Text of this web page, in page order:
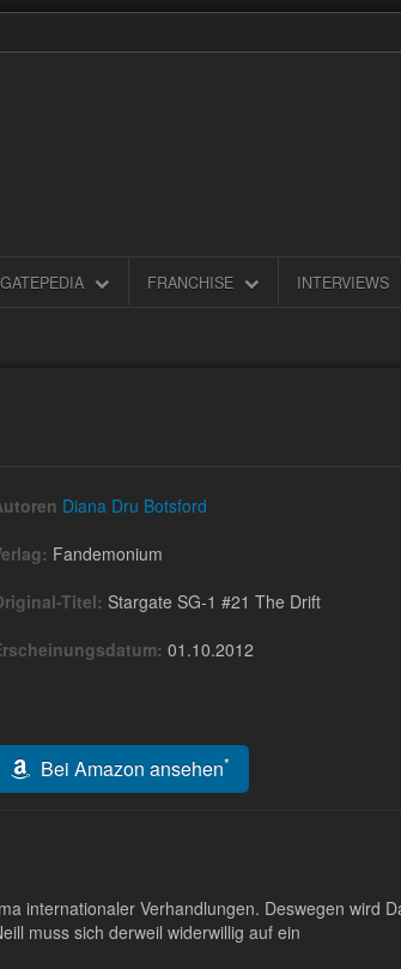
GATEPEDIA FRANCHISE INTERVIEWS
Diana Dru Botsford
Fandemonium
Titel: Stargate SG-1 #21 The Drift
01.10.2012
Bei Amazon ansehen*
internationaler Verhandlungen. Deswegen wird
muss sich derweil widerwillig auf ein